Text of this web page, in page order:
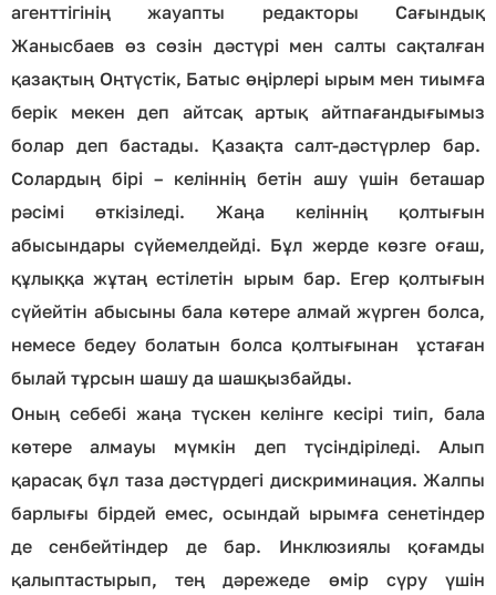
агенттігінің жауапты редакторы Сағындық
Жанысбаев өз сөзін дәстүрі мен салты сақталған
қазақтың Оңтүстік, Батыс өңірлері ырым мен тиымға
берік мекен деп айтсақ артық айтпағандығымыз
болар деп бастады. Қазақта салт-дәстүрлер бар.
Солардың бірі – келіннің бетін ашу үшін беташар
рәсімі өткізіледі. Жаңа келіннің қолтығын
абысындары сүйемелдейді. Бұл жерде көзге оғаш,
құлыққа жұтаң естілетін ырым бар. Егер қолтығын
сүйейтін абысыны бала көтере алмай жүрген болса,
немесе бедеу болатын болса қолтығынан ұстаған
былай тұрсын шашу да шашқызбайды.
Оның себебі жаңа түскен келінге кесірі тиіп, бала
көтере алмауы мүмкін деп түсіндіріледі. Алып
қарасақ бұл таза дәстүрдегі дискриминация. Жалпы
барлығы бірдей емес, осындай ырымға сенетіндер
де сенбейтіндер де бар. Инклюзиялы қоғамды
қалыптастырып, тең дәрежеде өмір сүру үшін